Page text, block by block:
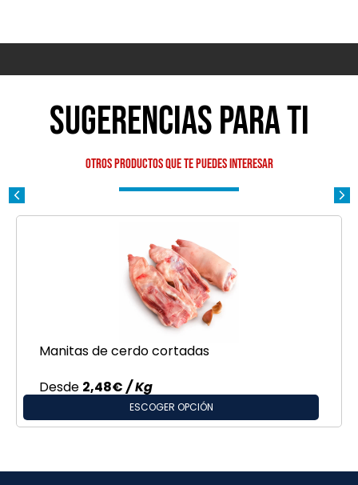
Sugerencias para ti
Otros productos que te puedes interesar
Manitas de cerdo cortadas
Desde 2,48€/ Kg
ESCOGER OPCIÓN